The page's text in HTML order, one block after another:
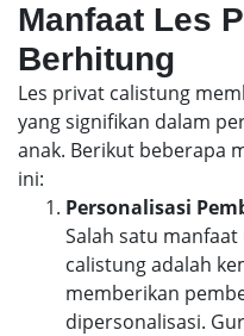
Manfaat Les
Berhitung
Les privat calistung
yang signifikan dalam
anak. Berikut beberapa
ini:
Personalisasi
Salah satu
calistung adalah
memberikan
dipersonalisasi.